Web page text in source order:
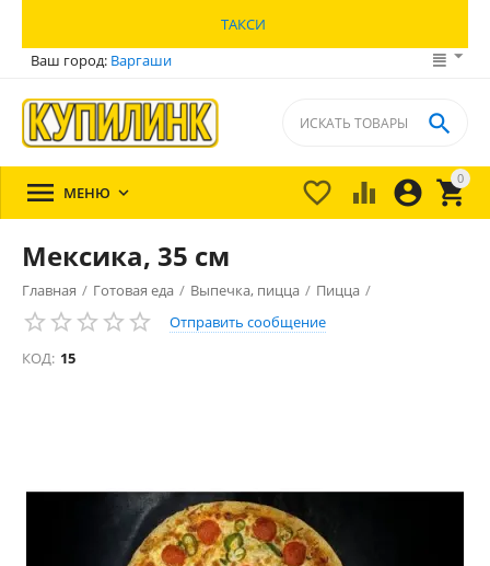
ТАКСИ
Ваш город: Варгаши
0


 

 МЕНЮ 
Мексика, 35 см
Главная / Готовая еда / Выпечка, пицца / Пицца /
Отправить сообщение
КОД: 15